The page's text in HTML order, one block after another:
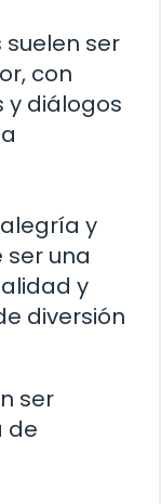
ser
con
y diálogos
y
una
y
diversión
ser
de